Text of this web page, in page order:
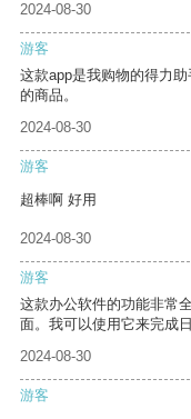
2024-08-30
游客
这款app是我购物的得力
的商品。
2024-08-30
游客
超棒啊 好用
2024-08-30
游客
这款办公软件的功能非常
面。我可以使用它来完成
2024-08-30
游客